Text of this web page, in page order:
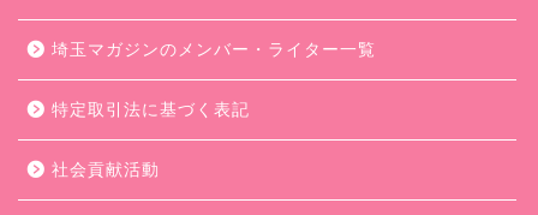
埼玉マガジンのメンバー・ライター一覧
特定取引法に基づく表記
社会貢献活動